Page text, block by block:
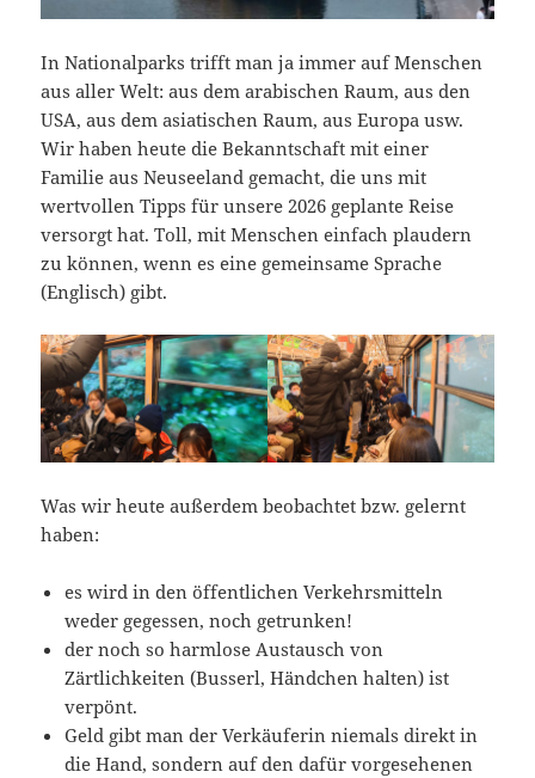
In Nationalparks trifft man ja immer auf Menschen
aus aller Welt: aus dem arabischen Raum, aus den
USA, aus dem asiatischen Raum, aus Europa usw.
Wir haben heute die Bekanntschaft mit einer
Familie aus Neuseeland gemacht, die uns mit
wertvollen Tipps für unsere 2026 geplante Reise
versorgt hat. Toll, mit Menschen einfach plaudern
zu können, wenn es eine gemeinsame Sprache
(Englisch) gibt.
Was wir heute außerdem beobachtet bzw. gelernt
haben:
es wird in den öffentlichen Verkehrsmitteln
weder gegessen, noch getrunken!
der noch so harmlose Austausch von
Zärtlichkeiten (Busserl, Händchen halten) ist
verpönt.
Geld gibt man der Verkäuferin niemals direkt in
die Hand, sondern auf den dafür vorgesehenen